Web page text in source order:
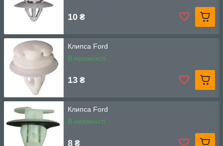
10 ₴
Клипса Ford
В наявності
13 ₴
Клипса Ford
В наявності
8 ₴